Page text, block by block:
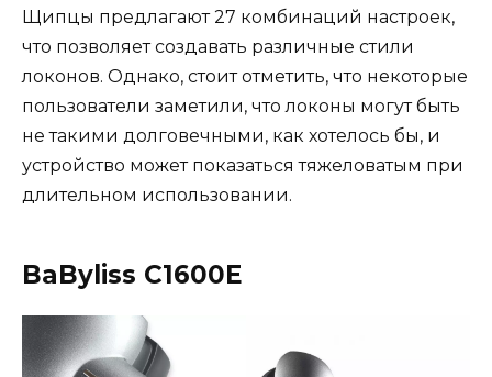
Щипцы предлагают 27 комбинаций настроек,
что позволяет создавать различные стили
локонов. Однако, стоит отметить, что некоторые
пользователи заметили, что локоны могут быть
не такими долговечными, как хотелось бы, и
устройство может показаться тяжеловатым при
длительном использовании.
BaByliss C1600E